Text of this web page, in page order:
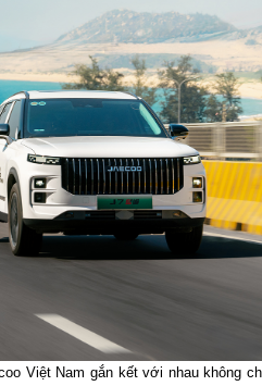
Việt Nam gắn kết với nhau không